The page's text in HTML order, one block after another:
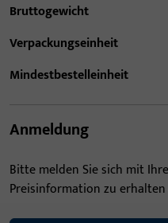
Bruttogewicht
Verpackungseinheit
Mindestbestelleinheit
Anmeldung
Bitte melden Sie sich mit
Preisinformation zu